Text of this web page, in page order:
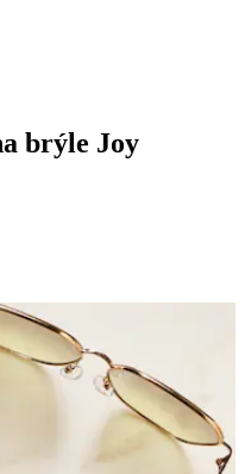
brýle Joy